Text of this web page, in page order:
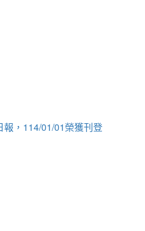
，114/01/01榮獲刊登